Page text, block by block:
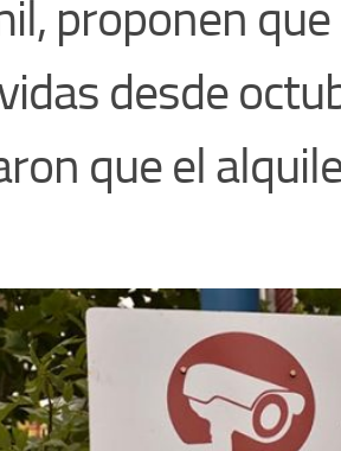
proponen
desde
que el